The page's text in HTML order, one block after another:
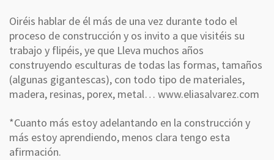
Oiréis hablar de él más de una vez durante todo el
proceso de construcción y os invito a que visitéis su
trabajo y flipéis, ye que Lleva muchos años
construyendo esculturas de todas las formas, tamaños
(algunas gigantescas), con todo tipo de materiales,
madera, resinas, porex, metal… www.eliasalvarez.com
*Cuanto más estoy adelantando en la construcción y
más estoy aprendiendo, menos clara tengo esta
afirmación.